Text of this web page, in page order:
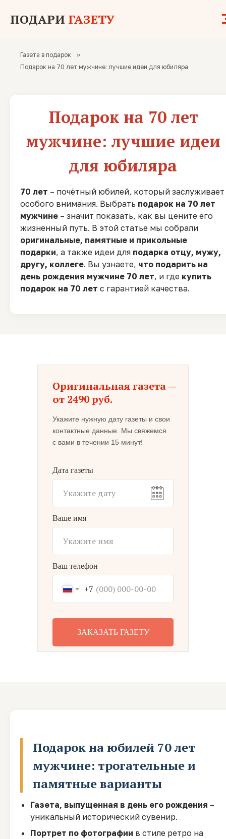
ПОДАРИ ГАЗЕТУ
Газета в подарок
»
Подарок на 70 лет мужчине: лучшие идеи для юбиляра
Подарок на 70 лет
мужчине: лучшие идеи
для юбиляра
70 лет – почётный юбилей, который заслуживает
особого внимания. Выбрать подарок на 70 лет
мужчине – значит показать, как вы цените его
жизненный путь. В этой статье мы собрали
оригинальные, памятные и прикольные
подарки, а также идеи для подарка отцу, мужу,
другу, коллеге. Вы узнаете, что подарить на
день рождения мужчине 70 лет, и где купить
подарок на 70 лет с гарантией качества.
Оригинальная газета —
от 2490 руб.
Укажите нужную дату газеты и свои
контактные данные. Мы свяжемся
с вами в течении 15 минут!
Дата газеты
Ваше имя
Ваш телефон
+7
ЗАКАЗАТЬ ГАЗЕТУ
Подарок на юбилей 70 лет
мужчине: трогательные и
памятные варианты
Газета, выпущенная в день его рождения –
уникальный исторический сувенир.
Портрет по фотографии в стиле ретро на